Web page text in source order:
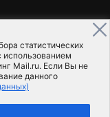
статистических
использованием
Mail.ru. Если Вы не
данного
соглашение